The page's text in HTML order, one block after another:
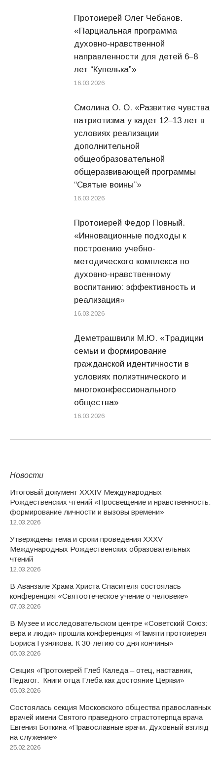
Протоиерей Олег Чебанов.
«Парциальная программа
духовно-нравственной
направленности для детей 6–8
лет “Купелькаˮ»
16.03.2026
Смолина О. О. «Развитие чувства
патриотизма у кадет 12–13 лет в
условиях реализации
дополнительной
общеобразовательной
общеразвивающей программы
“Святые воины”»
16.03.2026
Протоиерей Федор Повный.
«Инновационные подходы к
построению учебно-
методического комплекса по
духовно-нравственному
воспитанию: эффективность и
реализация»
16.03.2026
Деметрашвили М.Ю. «Традиции
семьи и формирование
гражданской идентичности в
условиях полиэтнического и
многоконфессионального
общества»
16.03.2026
Новости
Итоговый документ XXХIV Международных
Рождественских чтений «Просвещение и нравственность:
формирование личности и вызовы времени»
12.03.2026
Утверждены тема и сроки проведения XXXV
Международных Рождественских образовательных
чтений
12.03.2026
В Аванзале Храма Христа Спасителя состоялась
конференция «Святоотеческое учение о человеке»
07.03.2026
В Музее и исследовательском центре «Советский Союз:
вера и люди» прошла конференция «Памяти протоиерея
Бориса Гузнякова. К 30-летию со дня кончины»
05.03.2026
Секция «Протоиерей Глеб Каледа – отец, наставник,
Педагог. Книги отца Глеба как достояние Церкви»
05.03.2026
Состоялась секция Московского общества православных
врачей имени Святого праведного страстотерпца врача
Евгения Боткина «Православные врачи. Духовный взгляд
на служение»
25.02.2026